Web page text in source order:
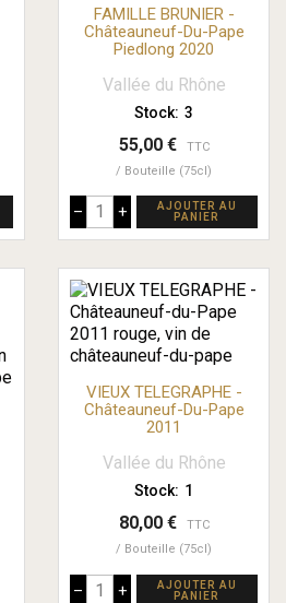
FAMILLE BRUNIER -
Châteauneuf-Du-Pape
Piedlong 2020
Vallée du Rhône
Stock: 3
55,00 €
TTC
Bouteille (75cl)
– +
AJOUTER AU
PANIER
VIEUX TELEGRAPHE -
Châteauneuf-Du-Pape
2011
Vallée du Rhône
Stock: 1
80,00 €
TTC
Bouteille (75cl)
– +
AJOUTER AU
PANIER